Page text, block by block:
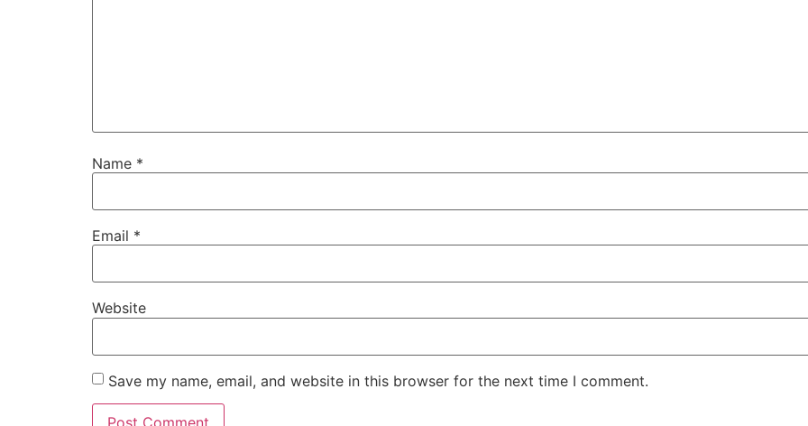
Name *
Email *
Website
Save my name, email, and website in this browser for the next time I comment.